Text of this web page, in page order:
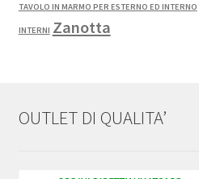
TAVOLO IN MARMO PER ESTERNO ED INTERNO
INTERNI Zanotta
OUTLET DI QUALITA’